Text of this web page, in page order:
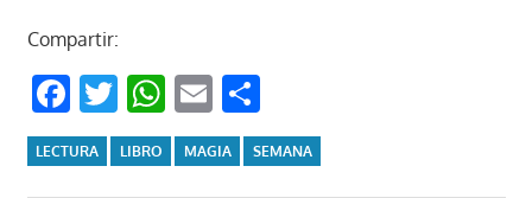
Compartir:
Facebook
Twitter
WhatsApp
EmailCompartir
LECTURA LIBRO MAGIA SEMANA